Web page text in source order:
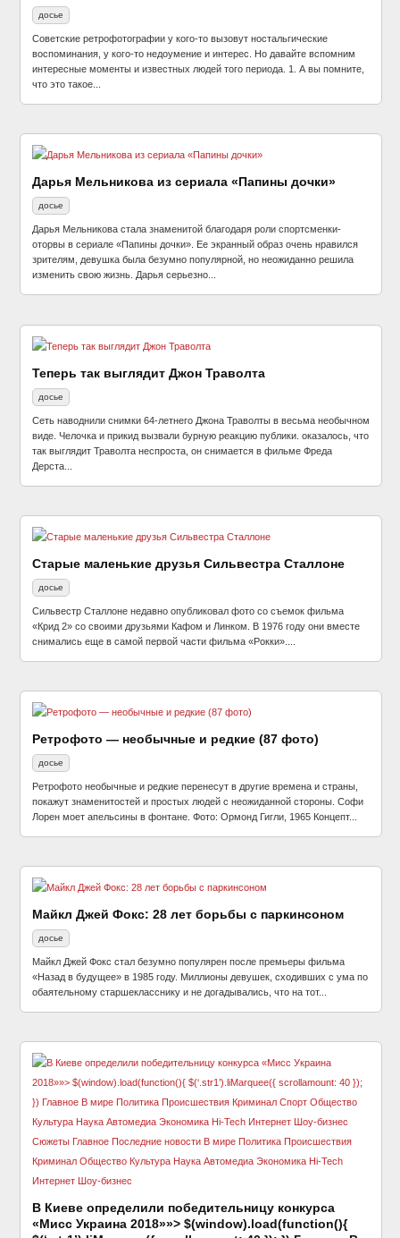
досье
Советские ретрофотографии у кого-то вызовут ностальгические
воспоминания, у кого-то недоумение и интерес. Но давайте вспомним
интересные моменты и известных людей того периода. 1. А вы помните,
что это такое...
Дарья Мельникова из сериала «Папины дочки»
досье
Дарья Мельникова стала знаменитой благодаря роли спортсменки-
оторвы в сериале «Папины дочки». Ее экранный образ очень нравился
зрителям, девушка была безумно популярной, но неожиданно решила
изменить свою жизнь. Дарья серьезно...
Теперь так выглядит Джон Траволта
досье
Сеть наводнили снимки 64-летнего Джона Траволты в весьма необычном
виде. Челочка и прикид вызвали бурную реакцию публики. оказалось, что
так выглядит Траволта неспроста, он снимается в фильме Фреда
Дерста...
Старые маленькие друзья Сильвестра Сталлоне
досье
Сильвестр Сталлоне недавно опубликовал фото со съемок фильма
«Крид 2» со своими друзьями Кафом и Линком. В 1976 году они вместе
снимались еще в самой первой части фильма «Рокки»....
Ретрофото — необычные и редкие (87 фото)
досье
Ретрофото необычные и редкие перенесут в другие времена и страны,
покажут знаменитостей и простых людей с неожиданной стороны. Софи
Лорен моет апельсины в фонтане. Фото: Ормонд Гигли, 1965 Концепт...
Майкл Джей Фокс: 28 лет борьбы с паркинсоном
досье
Майкл Джей Фокс стал безумно популярен после премьеры фильма
«Назад в будущее» в 1985 году. Миллионы девушек, сходивших с ума по
обаятельному старшекласснику и не догадывались, что на тот...
В Киеве определили победительницу конкурса
«Мисс Украина 2018»»> $(window).load(function(){